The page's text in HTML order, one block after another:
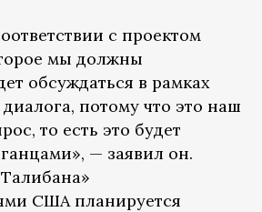
с проектом
мы должны
обсуждаться в рамках
потому что это наш
то есть это будет
— заявил он.
США планируется